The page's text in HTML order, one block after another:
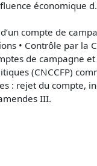
économique d.
compte de
• Contrôle par la
de campagne et
(CNCCFP)
: rejet du compte,
III.